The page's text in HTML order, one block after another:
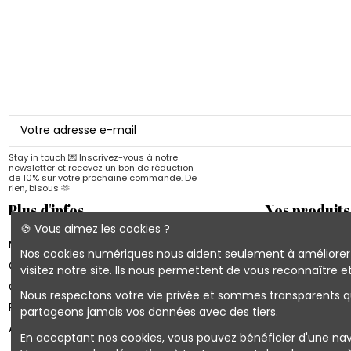
Stay in touch 💌 Inscrivez-vous à notre
newsletter et recevez un bon de réduction
de 10% sur votre prochaine commande. De
rien, bisous 🫶
Plus d'infos
Mon compte
Conditions d'utilisation
Contactez-nous
Plan du site
Accès B2B
Nos produits
Cahiers
Blocs &
Cartes &
🍪 Vous aimez les cookies ?
Nos cookies numériques nous aident seulement à
visitez notre site. Ils nous permettent de vous reconnaître
Nous respectons votre vie privée et sommes transparents
partageons jamais vos données avec des tiers.
En acceptant nos cookies, vous pouvez bénéficier d'une